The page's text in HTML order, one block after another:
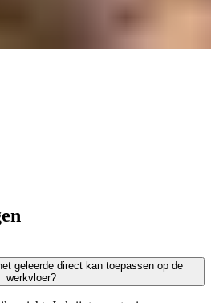
geleerde direct kan toepassen op de
werkvloer?